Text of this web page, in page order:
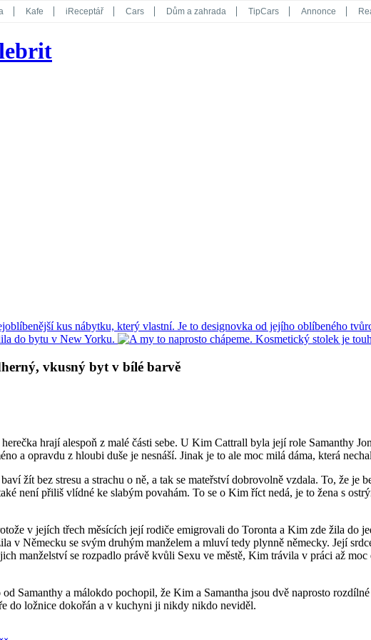
Kafe iReceptář Cars Dům a zahrada TipCars Annonce
vkusný byt v bílé barvě
hrají alespoň z malé části sebe. U Kim Cattrall byla její role Samanthy
a opravdu z hloubi duše je nesnáší. Jinak je to ale moc milá dáma, která
žít bez stresu a strachu o ně, a tak se mateřství dobrovolně vzdala. To, že je
není přiliš vlídné ke slabým povahám. To se o Kim říct nedá, je to žena s
v jejích třech měsících její rodiče emigrovali do Toronta a Kim zde žila do
v Německu se svým druhým manželem a mluví tedy plynně německy. Její
manželství se rozpadlo právě kvůli Sexu ve městě, Kim trávila v práci až
Samanthy a málokdo pochopil, že Kim a Samantha jsou dvě naprosto
do ložnice dokořán a v kuchyni ji nikdy nikdo neviděl.